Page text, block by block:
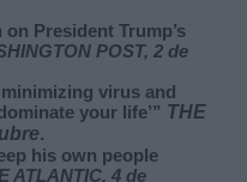
President Trump’s
POST, 2 de
virus and
your life’” THE
.
his own people
ATLANTIC, 4 de